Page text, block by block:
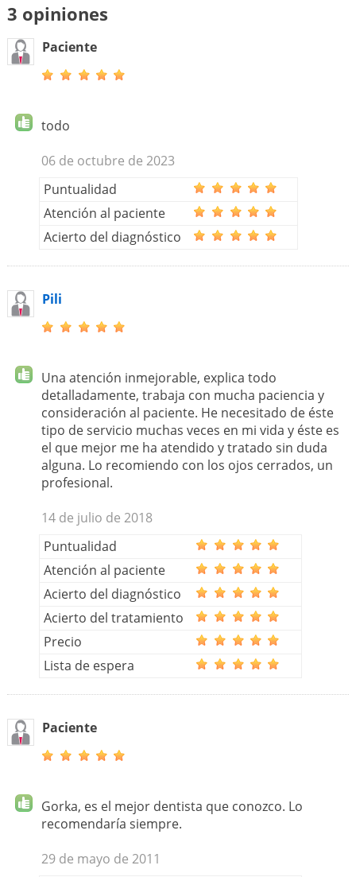
3 opiniones
Paciente
todo
06 de octubre de 2023
Puntualidad
Atención al paciente
Acierto del diagnóstico
Pili
Una atención inmejorable, explica todo
detalladamente, trabaja con mucha paciencia y
consideración al paciente. He necesitado de éste
tipo de servicio muchas veces en mi vida y éste es
el que mejor me ha atendido y tratado sin duda
alguna. Lo recomiendo con los ojos cerrados, un
profesional.
14 de julio de 2018
Puntualidad
Atención al paciente
Acierto del diagnóstico
Acierto del tratamiento
Precio
Lista de espera
Paciente
Gorka, es el mejor dentista que conozco. Lo
recomendaría siempre.
29 de mayo de 2011